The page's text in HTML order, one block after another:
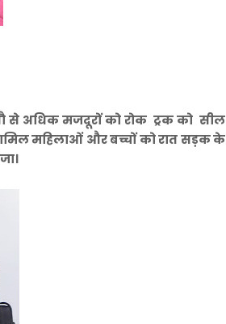
से अधिक मजदूरों को रोक ट्रक को सील
महिलाओं और बच्चों को रात सड़क के